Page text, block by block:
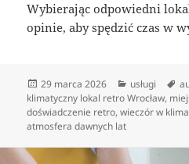
Wybierając odpowiedni
opinie, aby spędzić czas w
Data
publikacji
29 marca 2026 Kategorie
usługi
klimatyczny lokal retro Wrocław,
doświadczenie retro,wieczór w
atmosfera dawnych lat